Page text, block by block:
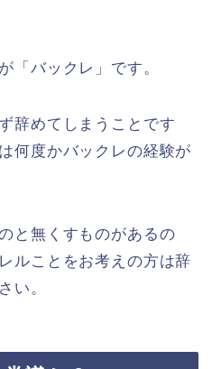
「バックレ」です。
辞めてしまうことです
何度かバックレの経験が
と無くすものがあるの
ルことをお考えの方は辞
い。